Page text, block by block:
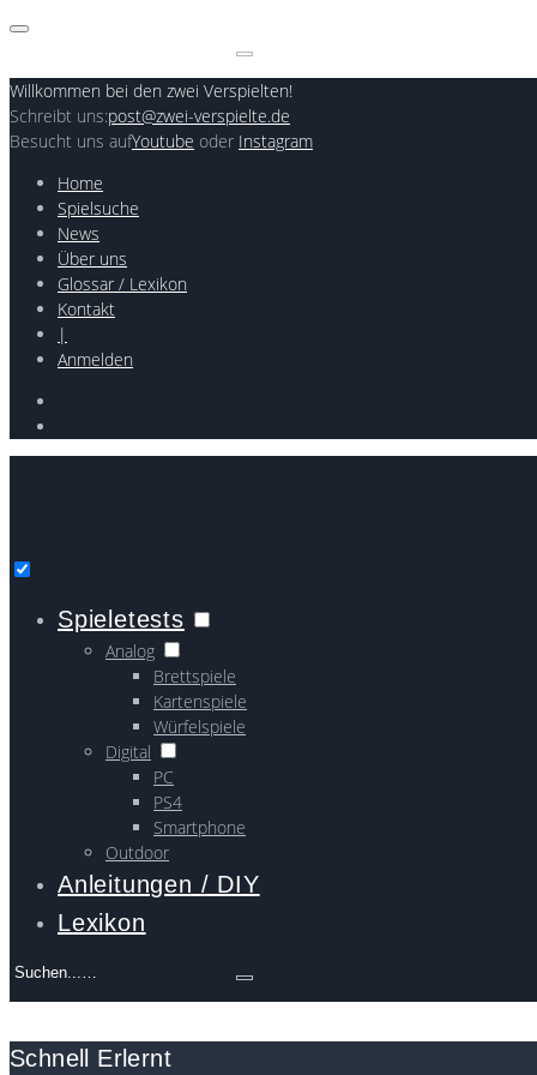
Skip
Willkommen bei den zwei Verspielten!
Schreibt uns:post@zwei-verspielte.de
Besucht uns aufYoutube oder Instagram
Home
Spielsuche
News
Über uns
Glossar / Lexikon
Kontakt
|
Anmelden
Spieletests
Analog
Brettspiele
Kartenspiele
Würfelspiele
Digital
PC
PS4
Smartphone
Outdoor
Anleitungen / DIY
Lexikon
Search
Schnell Erlernt